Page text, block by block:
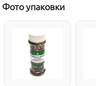
Фото упаковки